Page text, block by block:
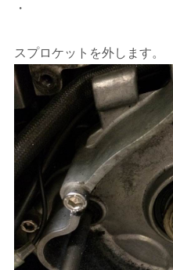
・
スプロケットを外します。